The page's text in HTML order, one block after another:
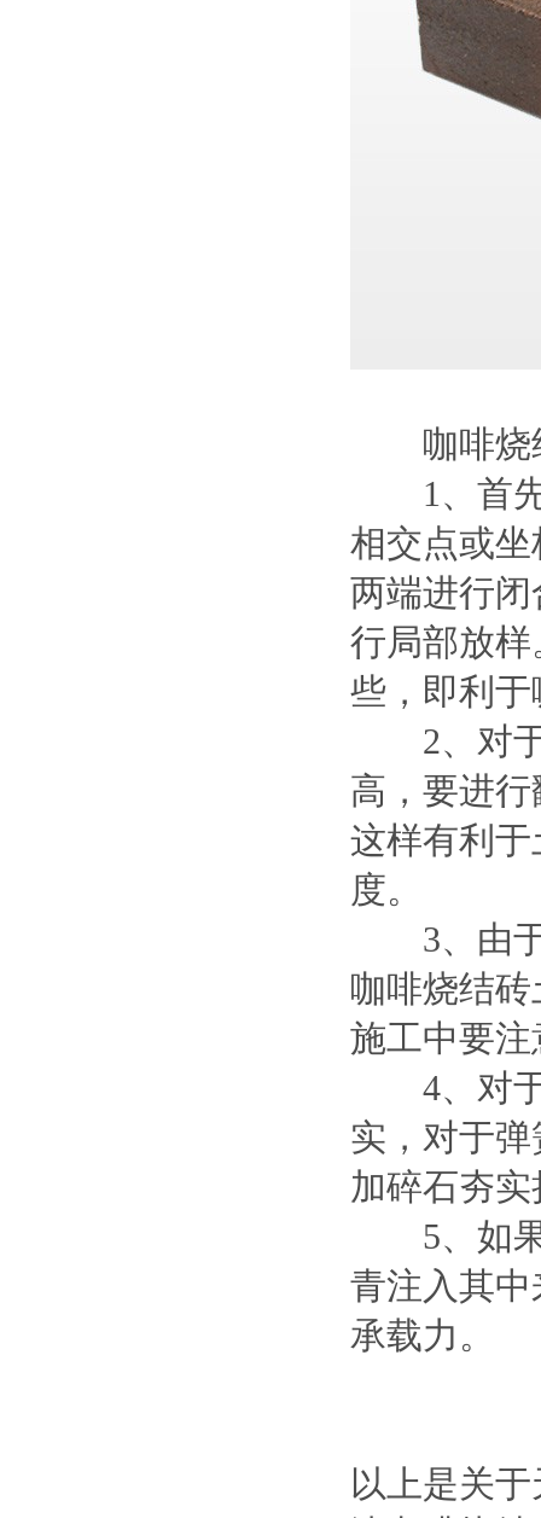
咖啡烧结
1、首先
相交点或
两端进行
行局部放
些，即利
2、对于
高，要进
这样有利
度。
3、由于
咖啡烧结
施工中要
4、对于
实，对于
加碎石夯
5、如果
青注入其
承载力。
以上是关